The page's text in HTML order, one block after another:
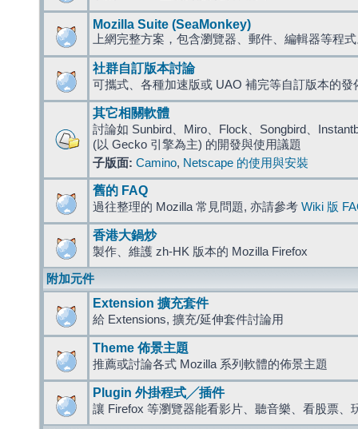
Mozilla Suite (SeaMonkey)
上網完整方案，包含瀏覽器、郵件、編輯器等程
社群自訂版本討論
可攜式、各種加速版或 UAO 補完等自訂版本的發
其它相關軟體
討論如 Sunbird、Miro、Flock、Songbird、
(以 Gecko 引擎為主) 的開發與使用議題
子版面: Camino, Netscape 的使用與安裝
舊的 FAQ
過往整理的 Mozilla 常見問題, 亦請參考 Wiki 版
香港大鍋炒
製作、維護 zh-HK 版本的 Mozilla Firefox
附加元件
Extension 擴充套件
給 Extensions, 擴充/延伸套件討論用
Theme 佈景主題
推薦或討論各式 Mozilla 系列軟體的佈景主題
Plugin 外掛程式╱插件
讓 Firefox 等瀏覽器能看影片、聽音樂、看股票、